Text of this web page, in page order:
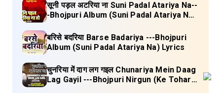
सूनी पड़ल अटरिया ना Suni Padal Atariya Na--
-Bhojpuri Album (Suni Padal Atariya Na)
बरिसे बदरिया Barse Badariya ---Bhojpuri
Album (Suni Padal Atariya Na) Lyrics
चुनरिया में दाग लग गइल Chunariya Mein Daag
Lag Gayil ---Bhojpuri Nirgun (Ke Tohara